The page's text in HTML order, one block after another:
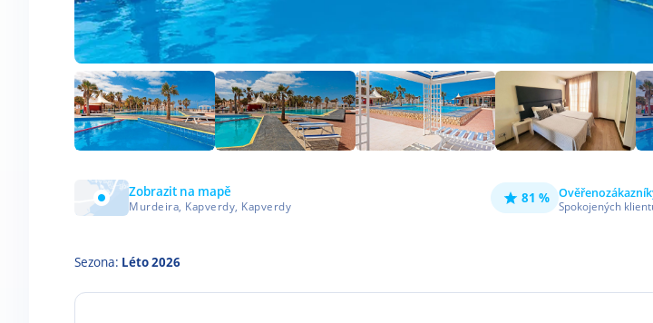
Zobrazit na mapě
Murdeira, Kapverdy, Kapverdy 81 % Ověřeno
Spokojených
Sezona: Léto 2026